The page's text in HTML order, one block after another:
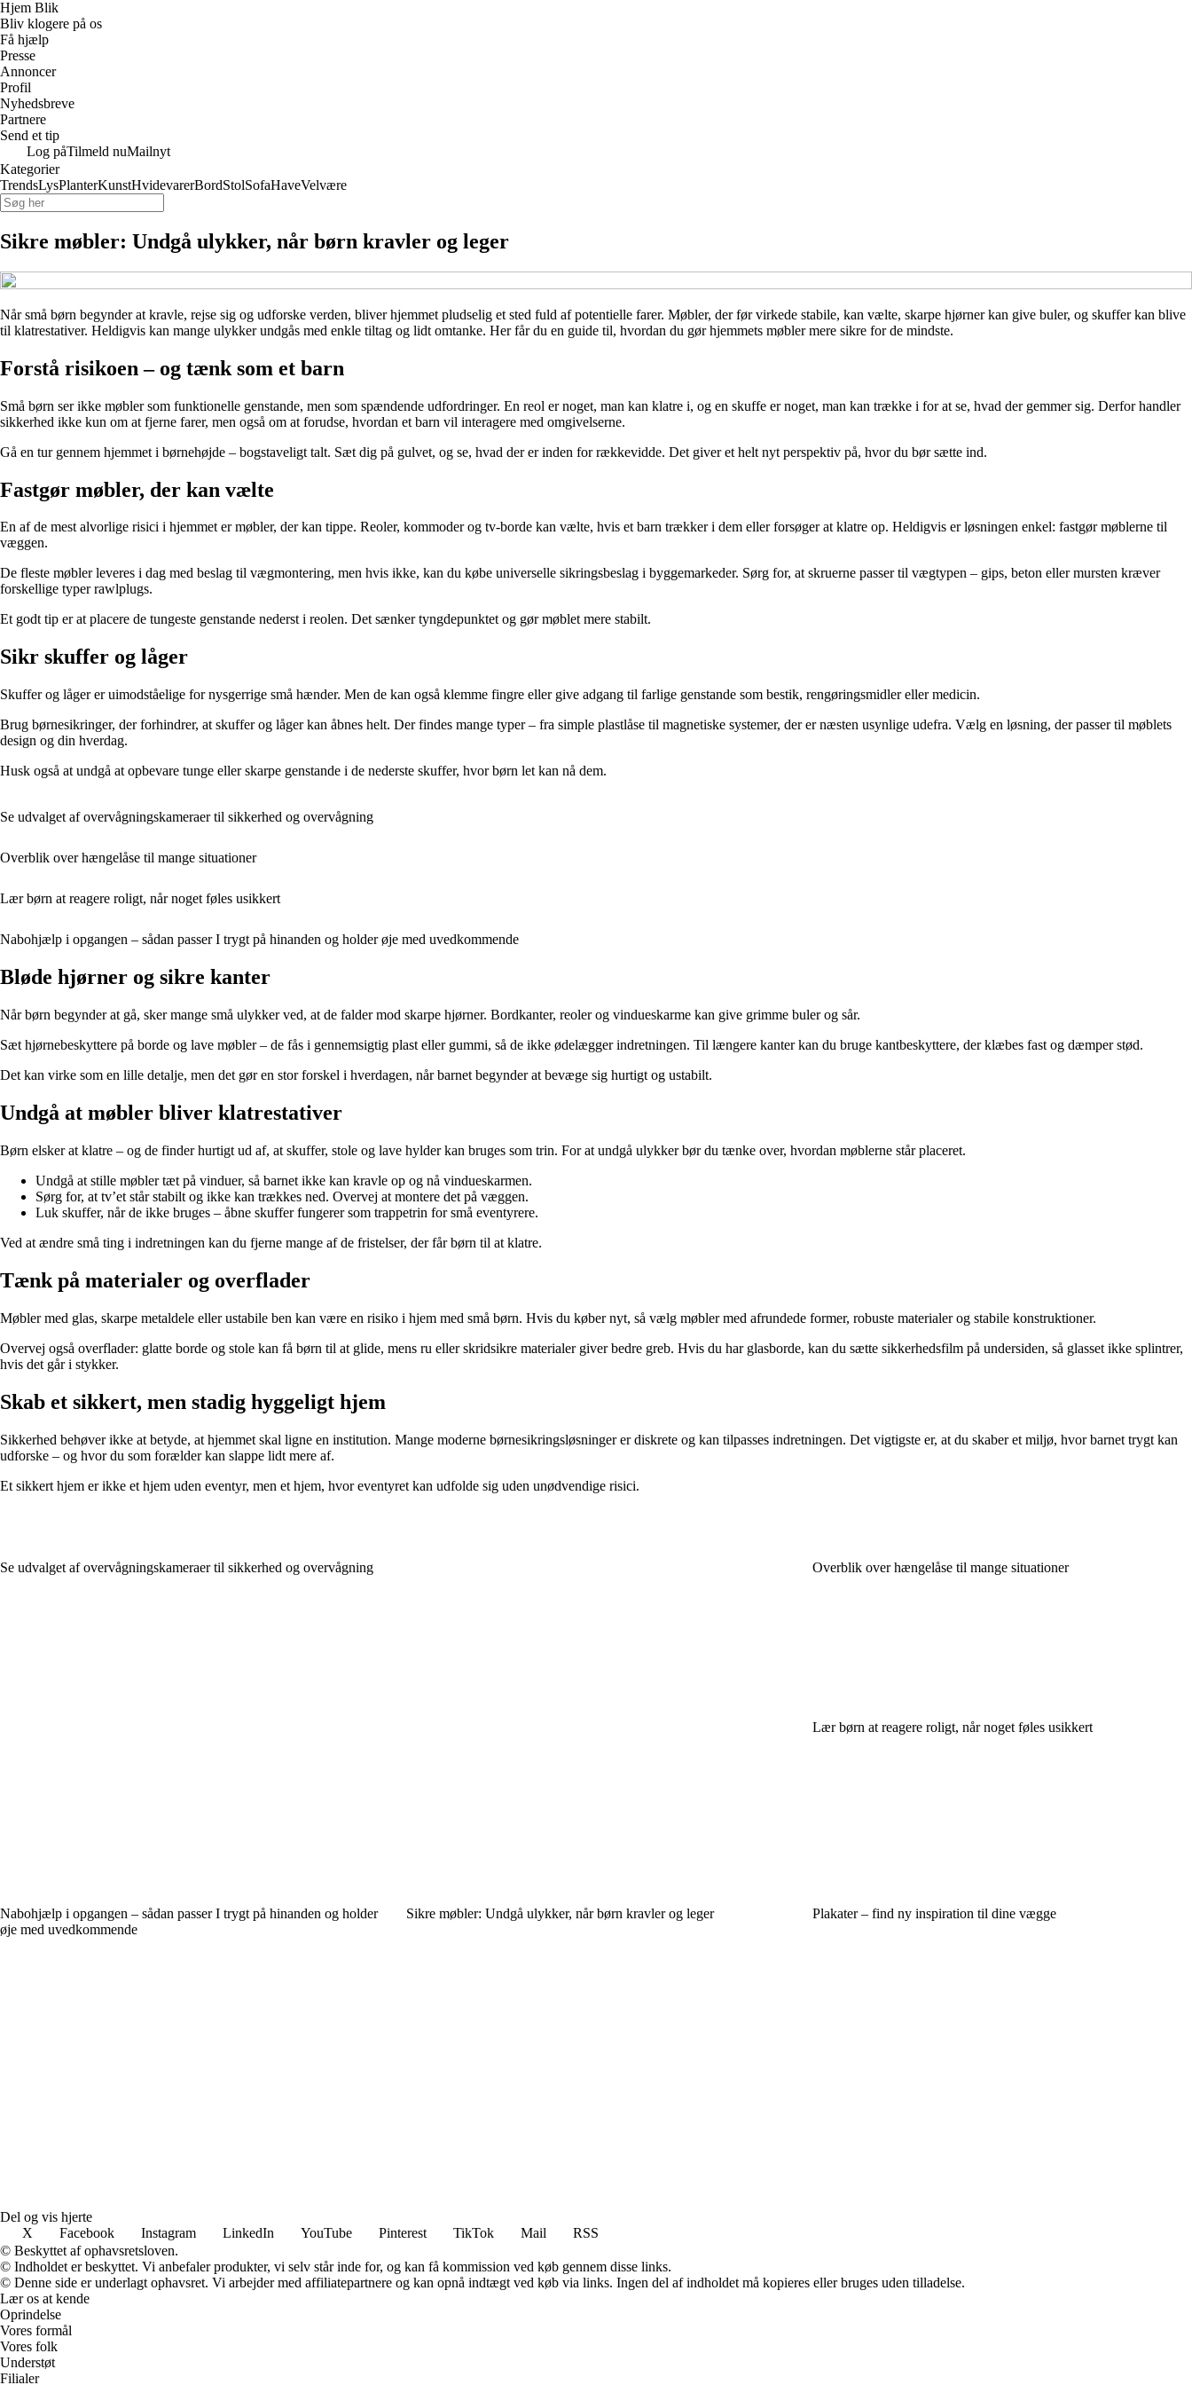
Hjem Blik
Bliv klogere på os
Få hjælp
Presse
Annoncer
Profil
Nyhedsbreve
Partnere
Send et tip
Log påTilmeld nuMailnyt
Kategorier
TrendsLysPlanterKunstHvidevarerBordStolSofaHaveVelvære
Sikre møbler: Undgå ulykker, når børn kravler og leger
Når små børn begynder at kravle, rejse sig og udforske verden, bliver hjemmet pludselig et sted fuld af potentielle farer. Møbler, der før virkede stabile, kan vælte, skarpe hjørner kan give buler, og skuffer kan blive
til klatrestativer. Heldigvis kan mange ulykker undgås med enkle tiltag og lidt omtanke. Her får du en guide til, hvordan du gør hjemmets møbler mere sikre for de mindste.
Forstå risikoen – og tænk som et barn
Små børn ser ikke møbler som funktionelle genstande, men som spændende udfordringer. En reol er noget, man kan klatre i, og en skuffe er noget, man kan trække i for at se, hvad der gemmer sig. Derfor handler
sikkerhed ikke kun om at fjerne farer, men også om at forudse, hvordan et barn vil interagere med omgivelserne.
Gå en tur gennem hjemmet i børnehøjde – bogstaveligt talt. Sæt dig på gulvet, og se, hvad der er inden for rækkevidde. Det giver et helt nyt perspektiv på, hvor du bør sætte ind.
Fastgør møbler, der kan vælte
En af de mest alvorlige risici i hjemmet er møbler, der kan tippe. Reoler, kommoder og tv-borde kan vælte, hvis et barn trækker i dem eller forsøger at klatre op. Heldigvis er løsningen enkel: fastgør møblerne til
væggen.
De fleste møbler leveres i dag med beslag til vægmontering, men hvis ikke, kan du købe universelle sikringsbeslag i byggemarkeder. Sørg for, at skruerne passer til vægtypen – gips, beton eller mursten kræver
forskellige typer rawlplugs.
Et godt tip er at placere de tungeste genstande nederst i reolen. Det sænker tyngdepunktet og gør møblet mere stabilt.
Sikr skuffer og låger
Skuffer og låger er uimodståelige for nysgerrige små hænder. Men de kan også klemme fingre eller give adgang til farlige genstande som bestik, rengøringsmidler eller medicin.
Brug børnesikringer, der forhindrer, at skuffer og låger kan åbnes helt. Der findes mange typer – fra simple plastlåse til magnetiske systemer, der er næsten usynlige udefra. Vælg en løsning, der passer til møblets
design og din hverdag.
Husk også at undgå at opbevare tunge eller skarpe genstande i de nederste skuffer, hvor børn let kan nå dem.
Se udvalget af overvågningskameraer til sikkerhed og overvågning
Overblik over hængelåse til mange situationer
Lær børn at reagere roligt, når noget føles usikkert
Nabohjælp i opgangen – sådan passer I trygt på hinanden og holder øje med uvedkommende
Bløde hjørner og sikre kanter
Når børn begynder at gå, sker mange små ulykker ved, at de falder mod skarpe hjørner. Bordkanter, reoler og vindueskarme kan give grimme buler og sår.
Sæt hjørnebeskyttere på borde og lave møbler – de fås i gennemsigtig plast eller gummi, så de ikke ødelægger indretningen. Til længere kanter kan du bruge kantbeskyttere, der klæbes fast og dæmper stød.
Det kan virke som en lille detalje, men det gør en stor forskel i hverdagen, når barnet begynder at bevæge sig hurtigt og ustabilt.
Undgå at møbler bliver klatrestativer
Børn elsker at klatre – og de finder hurtigt ud af, at skuffer, stole og lave hylder kan bruges som trin. For at undgå ulykker bør du tænke over, hvordan møblerne står placeret.
Undgå at stille møbler tæt på vinduer, så barnet ikke kan kravle op og nå vindueskarmen.
Sørg for, at tv’et står stabilt og ikke kan trækkes ned. Overvej at montere det på væggen.
Luk skuffer, når de ikke bruges – åbne skuffer fungerer som trappetrin for små eventyrere.
Ved at ændre små ting i indretningen kan du fjerne mange af de fristelser, der får børn til at klatre.
Tænk på materialer og overflader
Møbler med glas, skarpe metaldele eller ustabile ben kan være en risiko i hjem med små børn. Hvis du køber nyt, så vælg møbler med afrundede former, robuste materialer og stabile konstruktioner.
Overvej også overflader: glatte borde og stole kan få børn til at glide, mens ru eller skridsikre materialer giver bedre greb. Hvis du har glasborde, kan du sætte sikkerhedsfilm på undersiden, så glasset ikke splintrer,
hvis det går i stykker.
Skab et sikkert, men stadig hyggeligt hjem
Sikkerhed behøver ikke at betyde, at hjemmet skal ligne en institution. Mange moderne børnesikringsløsninger er diskrete og kan tilpasses indretningen. Det vigtigste er, at du skaber et miljø, hvor barnet trygt kan
udforske – og hvor du som forælder kan slappe lidt mere af.
Et sikkert hjem er ikke et hjem uden eventyr, men et hjem, hvor eventyret kan udfolde sig uden unødvendige risici.
Se udvalget af overvågningskameraer til sikkerhed og overvågning Overblik over hængelåse til mange situationer
Lær børn at reagere roligt, når noget føles usikkert
Nabohjælp i opgangen – sådan passer I trygt på hinanden og holder
øje med uvedkommende
Sikre møbler: Undgå ulykker, når børn kravler og leger Plakater – find ny inspiration til dine vægge
Del og vis hjerte
X
Facebook Instagram LinkedIn YouTube Pinterest TikTok Mail
RSS
© Beskyttet af ophavsretsloven.
© Indholdet er beskyttet. Vi anbefaler produkter, vi selv står inde for, og kan få kommission ved køb gennem disse links.
© Denne side er underlagt ophavsret. Vi arbejder med affiliatepartnere og kan opnå indtægt ved køb via links. Ingen del af indholdet må kopieres eller bruges uden tilladelse.
Lær os at kende
Oprindelse
Vores formål
Vores folk
Understøt
Filialer